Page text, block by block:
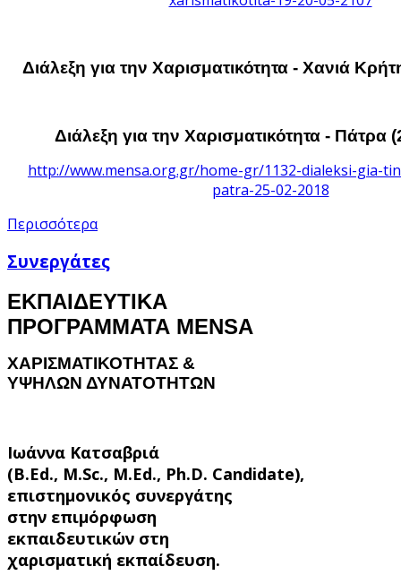
Διάλεξη για την Χαρισματικότητα - Χανιά
Διάλεξη για την Χαρισματικότητα - Πάτρα
http://www.mensa.org.gr/home-gr/1132-dialeksi-gia-
patra-25-02-2018
Περισσότερα
Συνεργάτες
ΕΚΠΑΙΔΕΥΤΙΚΑ
ΠΡΟΓΡΑΜΜΑΤΑ MENSA
ΧΑΡΙΣΜΑΤΙΚΟΤΗΤΑΣ &
ΥΨΗΛΩΝ ΔΥΝΑΤΟΤΗΤΩΝ
Ιωάννα Κατσαβριά
(B.Ed., M.Sc., M.Ed., Ph.D. Candidate),
επιστημονικός συνεργάτης
στην επιμόρφωση
εκπαιδευτικών στη
χαρισματική εκπαίδευση.